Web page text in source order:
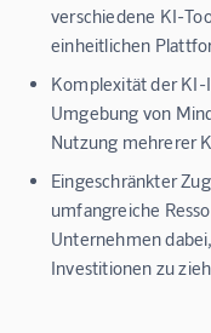
verschiedene KI-
einheitlichen
Komplexität der
Umgebung von
Nutzung mehrerer
Eingeschränkter
umfangreiche
Unternehmen
Investitionen zu